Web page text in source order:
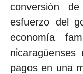
conversión
esfuerzo del
economía
pagos en una